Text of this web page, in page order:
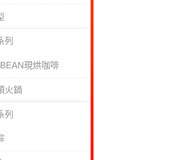
列
現烘咖啡
火鍋
列